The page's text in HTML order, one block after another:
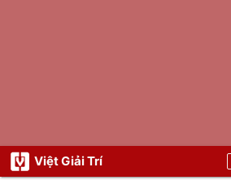
Việt Giải Trí